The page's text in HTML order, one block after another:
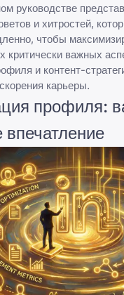
руководстве
и хитростей,
чтобы
критически важных
и контент-
карьеры.
профиля: